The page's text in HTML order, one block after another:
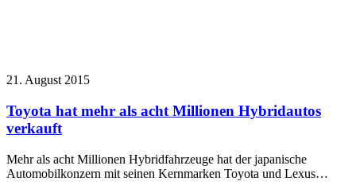
21. August 2015
Toyota hat mehr als acht Millionen Hybridautos
verkauft
Mehr als acht Millionen Hybridfahrzeuge hat der japanische
Automobilkonzern mit seinen Kernmarken Toyota und Lexus…